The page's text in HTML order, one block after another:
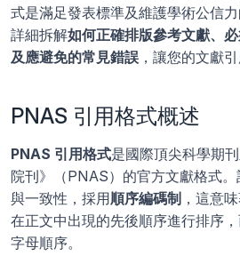
式是滿足發表標準及維護學術公信
詳細拆解如何正確排版參考文獻、
及應避免的常見錯誤 ，讓您的文獻
PNAS 引用格式概述
PNAS 引用格式是國際頂尖科學期
院刊》（PNAS）的官方文獻格式
與一致性，採用順序編碼制 ，這意
在正文中出現的先後順序進行排序
字母順序。